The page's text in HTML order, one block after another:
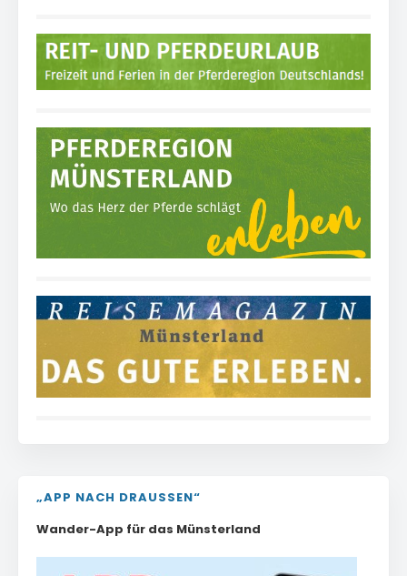
„APP NACH DRAUSSEN“
Wander-App für das Münsterland